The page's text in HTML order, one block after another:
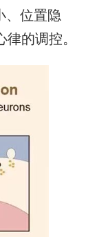
、位置隐
的调控。